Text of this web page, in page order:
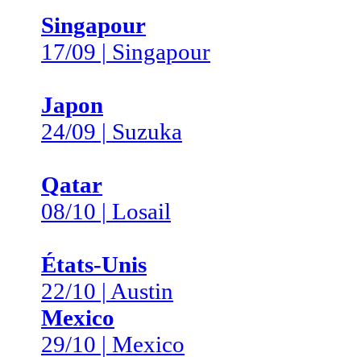
Singapour
17/09 | Singapour
Japon
24/09 | Suzuka
Qatar
08/10 | Losail
États-Unis
22/10 | Austin
Mexico
29/10 | Mexico